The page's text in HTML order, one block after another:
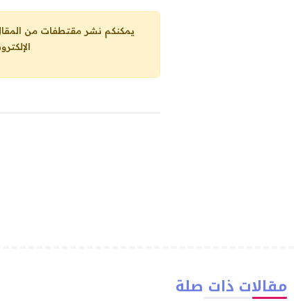
يمكنكم نشر مقتطفات من المقال الحاضر، ما حده الاقصى 25% من
مقالات ذات صلة